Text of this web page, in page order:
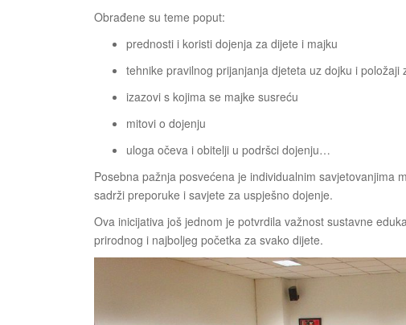
Obrađene su teme poput:
prednosti i koristi dojenja za dijete i majku
tehnike pravilnog prijanjanja djeteta uz dojku i položaji
izazovi s kojima se majke susreću
mitovi o dojenju
uloga očeva i obitelji u podršci dojenju…
Posebna pažnja posvećena je individualnim savjetovanjima
sadrži preporuke i savjete za uspješno dojenje.
Ova inicijativa još jednom je potvrdila važnost sustavne
prirodnog i najboljeg početka za svako dijete.